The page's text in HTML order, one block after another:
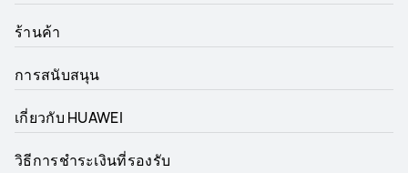
ร้านค้า
การสนับสนุน
เกี่ยวกับ HUAWEI
วิธีการชำระเงินที่รองรับ